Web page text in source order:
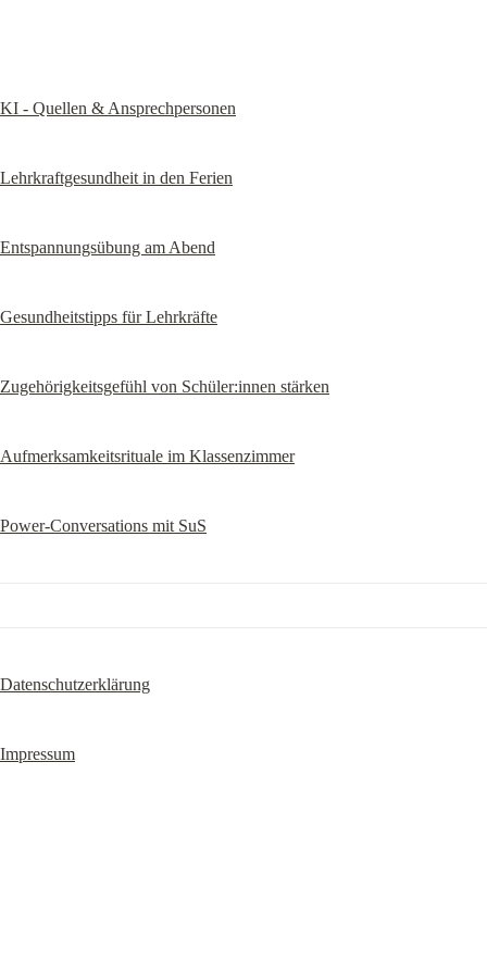
KI - Quellen & Ansprechpersonen
Lehrkraftgesundheit in den Ferien
Entspannungsübung am Abend
Gesundheitstipps für Lehrkräfte
Zugehörigkeitsgefühl von Schüler:innen stärken
Aufmerksamkeitsrituale im Klassenzimmer
Power-Conversations mit SuS
Datenschutzerklärung
Impressum